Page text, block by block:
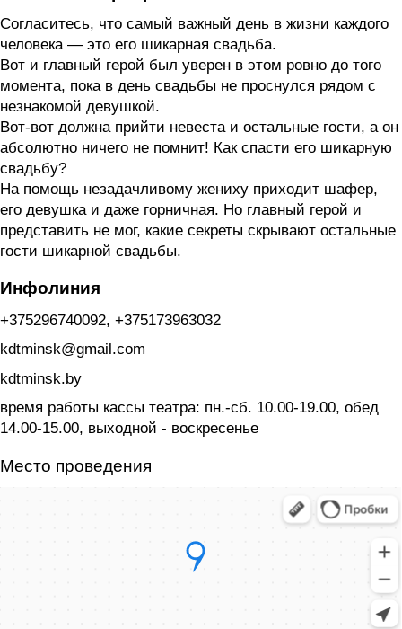
Согласитесь, что самый важный день в жизни каждого
человека — это его шикарная свадьба.
Вот и главный герой был уверен в этом ровно до того
момента, пока в день свадьбы не проснулся рядом с
незнакомой девушкой.
Вот-вот должна прийти невеста и остальные гости, а он
абсолютно ничего не помнит! Как спасти его шикарную
свадьбу?
На помощь незадачливому жениху приходит шафер,
его девушка и даже горничная. Но главный герой и
представить не мог, какие секреты скрывают остальные
гости шикарной свадьбы.
Инфолиния
+375296740092, +375173963032
kdtminsk@gmail.com
kdtminsk.by
время работы кассы театра: пн.-сб. 10.00-19.00, обед
14.00-15.00, выходной - воскресенье
Место проведения